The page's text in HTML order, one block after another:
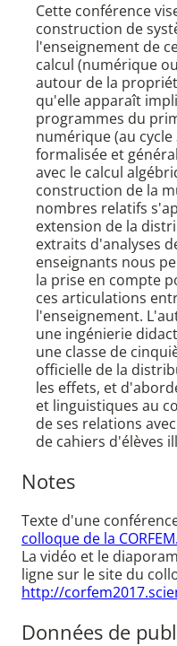
Cette conférence
construction de
l'enseignement de
calcul (numérique
autour de la
qu'elle apparaît
programmes du
numérique (au
formalisée et
avec le calcul
construction de la
nombres relatifs
extension de la
extraits d'analyses
enseignants nous
la prise en compte
ces articulations
l'enseignement.
une ingénierie
une classe de
officielle de la
les effets, et
et linguistiques au
de ses relations
de cahiers d'élèves
Notes
Texte d'une
colloque de la CORFEM.
La vidéo et le
ligne sur le site du
http://
Données de